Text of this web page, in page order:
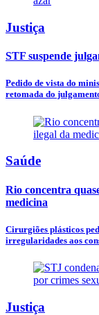
Justiça
STF suspende
Pedido de vista do
retomada do
Saúde
Rio concentra
medicina
Cirurgiões plásticos
irregularidades aos
Justiça